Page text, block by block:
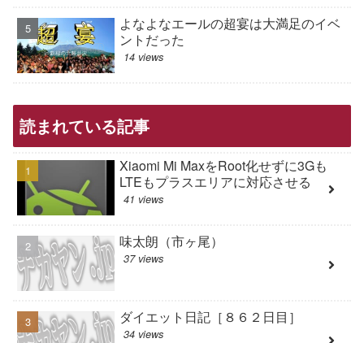
よなよなエールの超宴は大満足のイベ
ントだった
14 views
読まれている記事
Xiaomi Mi MaxをRoot化せずに3Gも
LTEもプラスエリアに対応させる
41 views
味太朗（市ヶ尾）
37 views
ダイエット日記［８６２日目］
34 views